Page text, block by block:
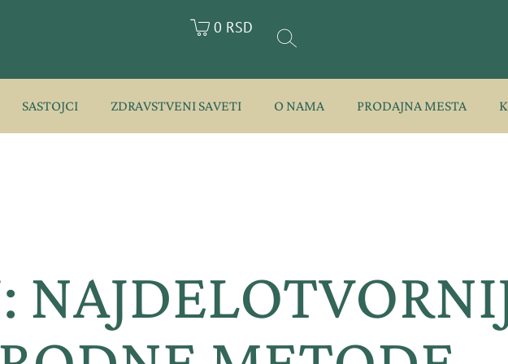
0 RSD
SASTOJCI ZDRAVSTVENI SAVETI O NAMA PRODAJNA MESTA